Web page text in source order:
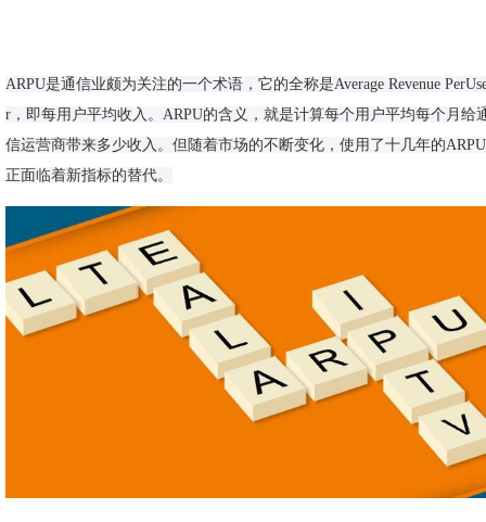
ARPU是通信业颇为关注的一个术语，它的全称是Average Revenue
r，即每用户平均收入。ARPU的含义，就是计算每个用户平均每个月给
信运营商带来多少收入。但随着市场的不断变化，使用了十几年的ARPU
正面临着新指标的替代。